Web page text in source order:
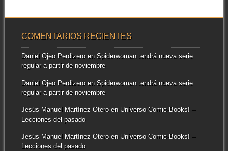
COMENTARIOS RECIENTES
Daniel Ojeo Perdizeroen Spiderwoman tendrá nueva serie
regular a partir de noviembre
Daniel Ojeo Perdizeroen Spiderwoman tendrá nueva serie
regular a partir de noviembre
Jesús Manuel Martínez Oteroen Universo Comic-Books! –
Lecciones del pasado
Jesús Manuel Martínez Oteroen Universo Comic-Books! –
Lecciones del pasado